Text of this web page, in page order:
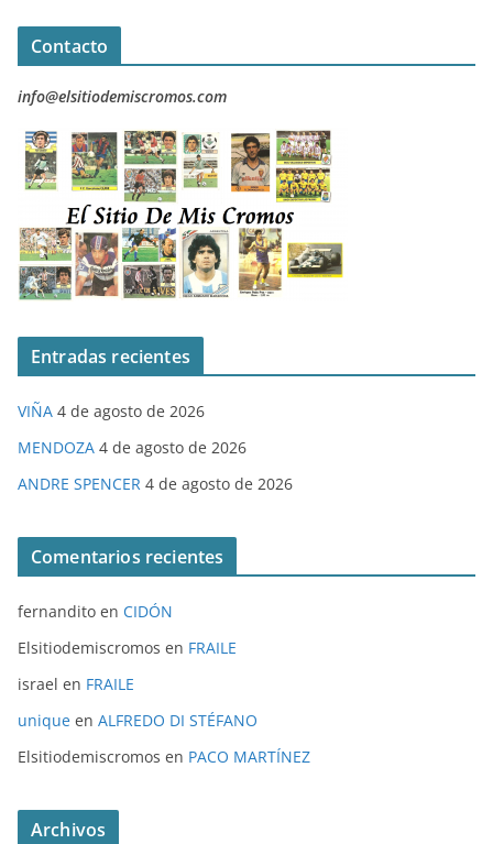
Contacto
info@elsitiodemiscromos.com
Entradas recientes
VIÑA 4 de agosto de 2026
MENDOZA 4 de agosto de 2026
ANDRE SPENCER 4 de agosto de 2026
Comentarios recientes
fernandito en CIDÓN
Elsitiodemiscromos en FRAILE
israel en FRAILE
unique en ALFREDO DI STÉFANO
Elsitiodemiscromos en PACO MARTÍNEZ
Archivos